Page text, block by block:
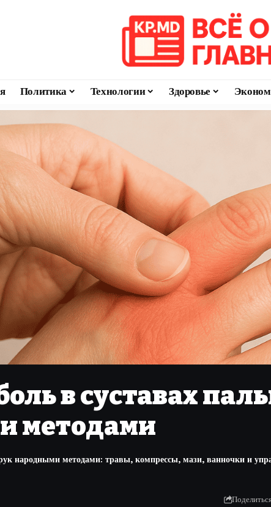
Политика Технологии Здоровье
в суставах
методами
народными методами: травы, компрессы, мази, ванночки и